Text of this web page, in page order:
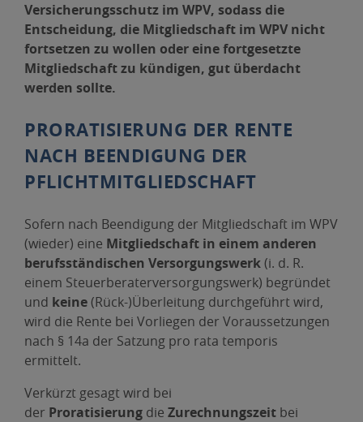
Versicherungsschutz im WPV, sodass die
Entscheidung, die Mitgliedschaft im WPV nicht
fortsetzen zu wollen oder eine fortgesetzte
Mitgliedschaft zu kündigen, gut überdacht
werden sollte.
PRORATISIERUNG DER RENTE
NACH BEENDIGUNG DER
PFLICHTMITGLIEDSCHAFT
Sofern nach Beendigung der Mitgliedschaft im WPV
(wieder) eine Mitgliedschaft in einem anderen
berufsständischen Versorgungswerk(i. d. R.
einem Steuerberaterversorgungswerk) begründet
und keine(Rück-)Überleitung durchgeführt wird,
wird die Rente bei Vorliegen der Voraussetzungen
nach § 14a der Satzung pro rata temporis
ermittelt.
Verkürzt gesagt wird bei
der Proratisierung die Zurechnungszeit bei